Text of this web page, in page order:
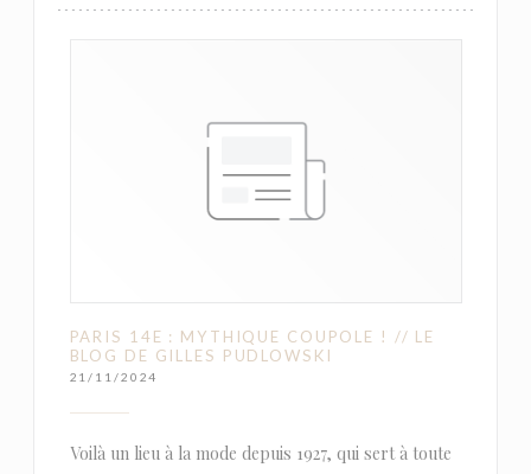
PARIS 14E : MYTHIQUE COUPOLE ! // LE
BLOG DE GILLES PUDLOWSKI
21/11/2024
Voilà un lieu à la mode depuis 1927, qui sert à toute